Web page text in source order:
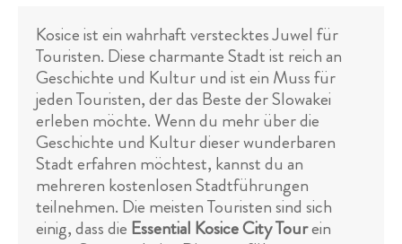
Kosice ist ein wahrhaft verstecktes Juwel für
Touristen. Diese charmante Stadt ist reich an
Geschichte und Kultur und ist ein Muss für
jeden Touristen, der das Beste der Slowakei
erleben möchte. Wenn du mehr über die
Geschichte und Kultur dieser wunderbaren
Stadt erfahren möchtest, kannst du an
mehreren kostenlosen Stadtführungen
teilnehmen. Die meisten Touristen sind sich
einig, dass die Essential Kosice City Tourein